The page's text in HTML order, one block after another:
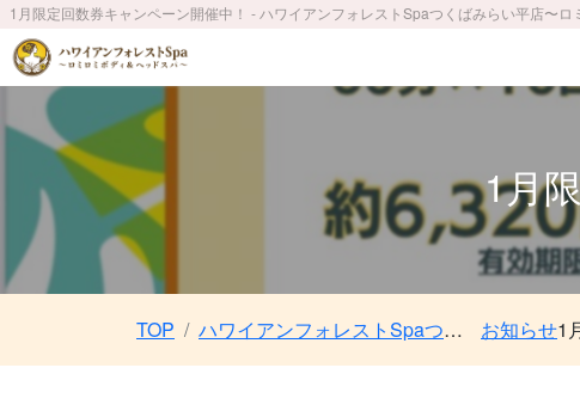
1月限定回数券キャンペーン開催中！ - ハワイアンフォレストSpaつくばみらい平店〜
1月
TOP ハワイアンフォレストSpaつくばみらい平店〜ロミロミボディ＆ヘッドスパ〜／みらい平駅 車5分 お知らせ1